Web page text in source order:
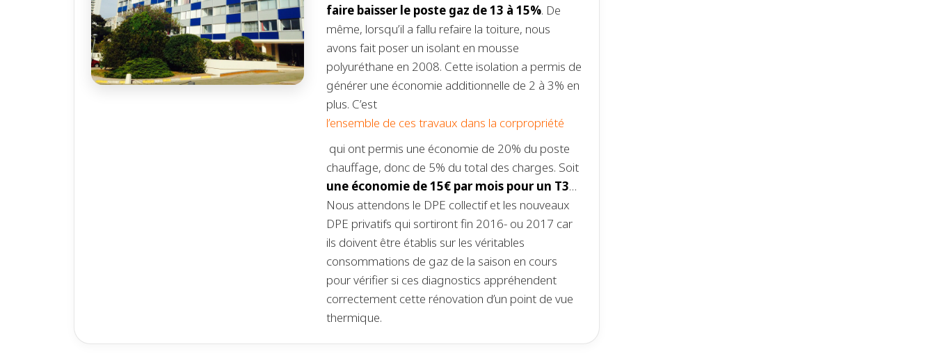
faire baisser le poste gaz de 13 à 15%. De
même, lorsqu’il a fallu refaire la toiture, nous
avons fait poser un isolant en mousse
polyuréthane en 2008. Cette isolation a permis de
générer une économie additionnelle de 2 à 3% en
plus. C’est
l’ensemble de ces travaux dans la corpropriété
qui ont permis une économie de 20% du poste
chauffage, donc de 5% du total des charges. Soit
une économie de 15€ par mois pour un T3…
Nous attendons le DPE collectif et les nouveaux
DPE privatifs qui sortiront fin 2016- ou 2017 car
ils doivent être établis sur les véritables
consommations de gaz de la saison en cours
pour vérifier si ces diagnostics appréhendent
correctement cette rénovation d’un point de vue
thermique.